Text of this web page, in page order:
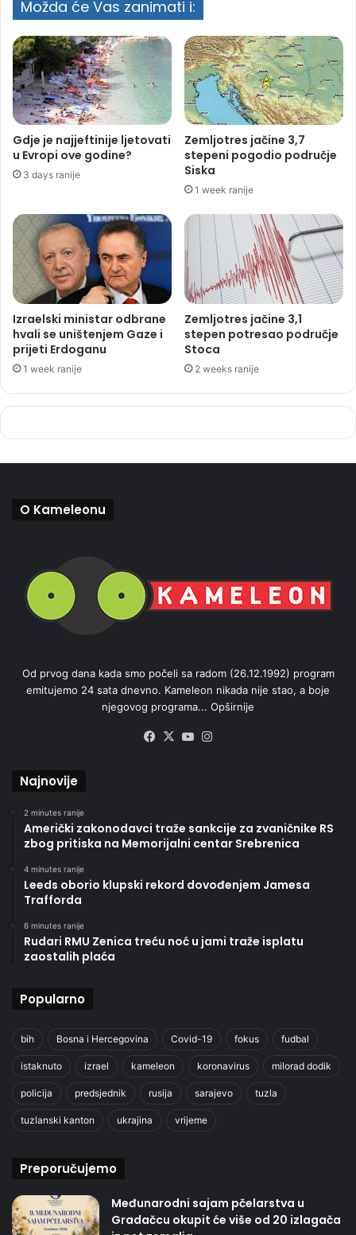
Možda će Vas zanimati i:
Gdje je najjeftinije ljetovati
u Evropi ove godine?
3 days ranije
Zemljotres jačine 3,7
stepeni pogodio područje
Siska
1 week ranije
Izraelski ministar odbrane
hvali se uništenjem Gaze i
prijeti Erdoganu
1 week ranije
Zemljotres jačine 3,1
stepen potresao područje
Stoca
2 weeks ranije
O Kameleonu
Od prvog dana kada smo počeli sa radom (26.12.1992) program
emitujemo 24 sata dnevno. Kameleon nikada nije stao, a boje
njegovog programa... Opširnije
Facebook
X YouTube
Najnovije
2 minutes ranije
Američki zakonodavci traže sankcije za zvaničnike RS
zbog pritiska na Memorijalni centar Srebrenica
4 minutes ranije
Leeds oborio klupski rekord dovođenjem Jamesa
Trafforda
6 minutes ranije
Rudari RMU Zenica treću noć u jami traže isplatu
zaostalih plaća
Popularno
bih Bosna i Hercegovina Covid-19 fokus fudbal
istaknuto izrael kameleon koronavirus milorad dodik
policija predsjednik rusija sarajevo tuzla
tuzlanski kanton ukrajina vrijeme
Preporučujemo
Međunarodni sajam pčelarstva u
Gradačcu okupit će više od 20 izlagača